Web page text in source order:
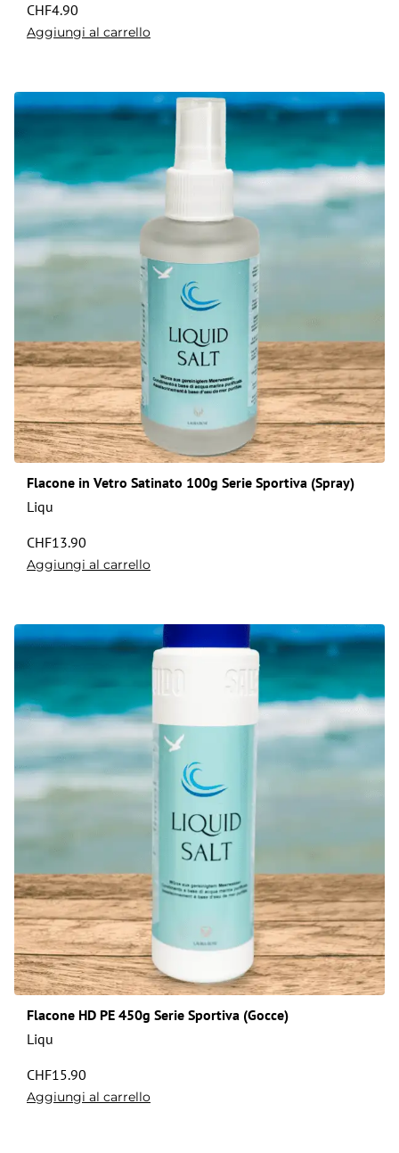
CHF4.90
Aggiungi al carrello
Flacone in Vetro Satinato 100g Serie Sportiva (Spray)
Liqu
CHF13.90
Aggiungi al carrello
Flacone HD PE 450g Serie Sportiva (Gocce)
Liqu
CHF15.90
Aggiungi al carrello